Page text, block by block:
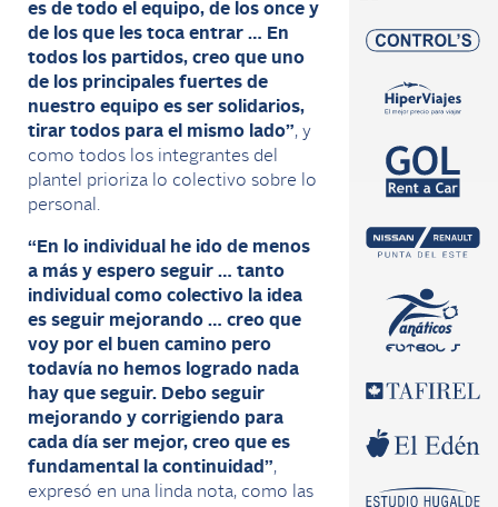
es de todo el equipo, de los once y
de los que les toca entrar … En
todos los partidos, creo que uno
de los principales fuertes de
nuestro equipo es ser solidarios,
tirar todos para el mismo lado”, y
como todos los integrantes del
plantel prioriza lo colectivo sobre lo
personal.
“En lo individual he ido de menos
a más y espero seguir … tanto
individual como colectivo la idea
es seguir mejorando … creo que
voy por el buen camino pero
todavía no hemos logrado nada
hay que seguir. Debo seguir
mejorando y corrigiendo para
cada día ser mejor, creo que es
fundamental la continuidad”,
expresó en una linda nota, como las